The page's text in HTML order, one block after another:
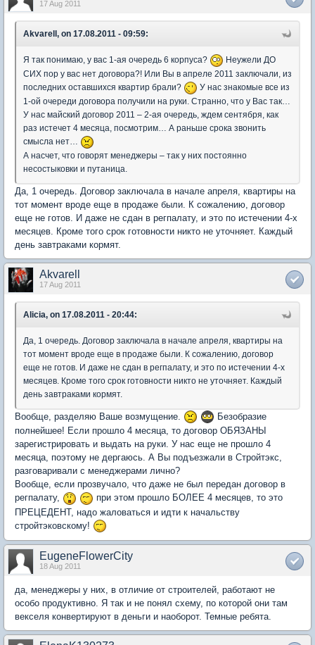
17 Aug 2011
Akvarell, on 17.08.2011 - 09:59:
Я так понимаю, у вас 1-ая очередь 6 корпуса?
Неужели ДО
СИХ пор у вас нет договора?! Или Вы в апреле 2011 заключали, из
последних оставшихся квартир брали?
У нас знакомые все из
1-ой очереди договора получили на руки. Странно, что у Вас так…
У нас майский договор 2011 – 2-ая очередь, ждем сентября, как
раз истечет 4 месяца, посмотрим… А раньше срока звонить
смысла нет…
А насчет, что говорят менеджеры – так у них постоянно
несостыковки и путаница.
Да, 1 очередь. Договор заключала в начале апреля, квартиры на
тот момент вроде еще в продаже были. К сожалению, договор
еще не готов. И даже не сдан в регпалату, и это по истечении 4-х
месяцев. Кроме того срок готовности никто не уточняет. Каждый
день завтраками кормят.
Akvarell
17 Aug 2011
Alicia, on 17.08.2011 - 20:44:
Да, 1 очередь. Договор заключала в начале апреля, квартиры на
тот момент вроде еще в продаже были. К сожалению, договор
еще не готов. И даже не сдан в регпалату, и это по истечении 4-х
месяцев. Кроме того срок готовности никто не уточняет. Каждый
день завтраками кормят.
Вообще, разделяю Ваше возмущение.
Безобразие
полнейшее! Если прошло 4 месяца, то договор ОБЯЗАНЫ
зарегистрировать и выдать на руки. У нас еще не прошло 4
месяца, поэтому не дергаюсь. А Вы подъезжали в Стройтэкс,
разговаривали с менеджерами лично?
Вообще, если прозвучало, что даже не был передан договор в
регпалату,
при этом прошло БОЛЕЕ 4 месяцев, то это
ПРЕЦЕДЕНТ, надо жаловаться и идти к начальству
стройтэковскому!
EugeneFlowerCity
18 Aug 2011
да, менеджеры у них, в отличие от строителей, работают не
особо продуктивно. Я так и не понял схему, по которой они там
векселя конвертируют в деньги и наоборот. Темные ребята.